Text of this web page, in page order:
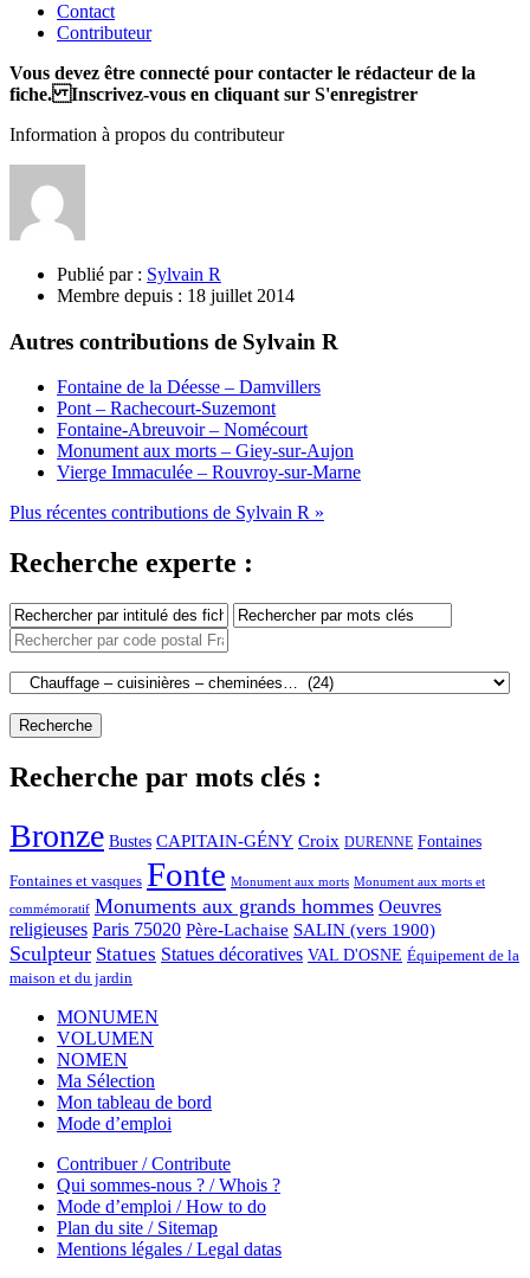
Contact
Contributeur
Vous devez être connecté pour contacter le rédacteur de la
fiche. Inscrivez-vous en cliquant sur S'enregistrer
Information à propos du contributeur
Publié par : Sylvain R
Membre depuis : 18 juillet 2014
Autres contributions de Sylvain R
Fontaine de la Déesse – Damvillers
Pont – Rachecourt-Suzemont
Fontaine-Abreuvoir – Nomécourt
Monument aux morts – Giey-sur-Aujon
Vierge Immaculée – Rouvroy-sur-Marne
Plus récentes contributions de Sylvain R »
Recherche experte :
Recherche par mots clés :
Bronze Bustes CAPITAIN-GÉNY Croix DURENNE Fontaines
Fontaines et vasques Fonte Monument aux morts Monument aux morts et
commémoratif Monuments aux grands hommes Oeuvres
religieuses Paris 75020 Père-Lachaise SALIN (vers 1900)
Sculpteur Statues Statues décoratives VAL D'OSNE Équipement de la
maison et du jardin
MONUMEN
VOLUMEN
NOMEN
Ma Sélection
Mon tableau de bord
Mode d’emploi
Contribuer / Contribute
Qui sommes-nous ? / Whois ?
Mode d’emploi / How to do
Plan du site / Sitemap
Mentions légales / Legal datas